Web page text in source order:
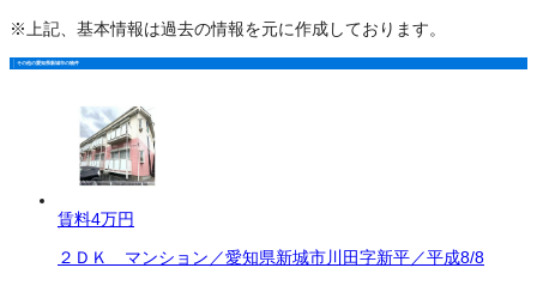
※上記、基本情報は過去の情報を元に作成しております。
その他の愛知県新城市の物件
賃料4万円
２ＤＫ マンション／愛知県新城市川田字新平／平成8/8